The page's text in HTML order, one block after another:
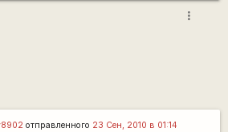
more_vert
отправленного 23 Сен, 2010 в 01:14